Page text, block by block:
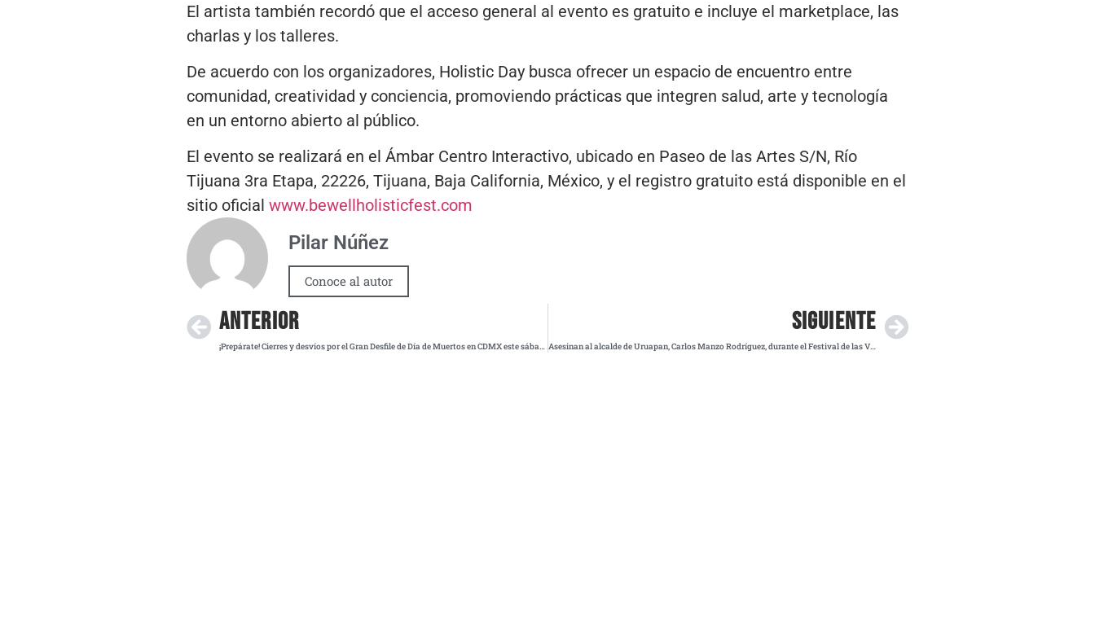
El artista también recordó que el acceso general al evento es gratuito e incluye el marketplace, las
charlas y los talleres.
De acuerdo con los organizadores, Holistic Day busca ofrecer un espacio de encuentro entre
comunidad, creatividad y conciencia, promoviendo prácticas que integren salud, arte y tecnología
en un entorno abierto al público.
El evento se realizará en el Ámbar Centro Interactivo, ubicado en Paseo de las Artes S/N, Río
Tijuana 3ra Etapa, 22226, Tijuana, Baja California, México, y el registro gratuito está disponible en el
sitio oficial www.bewellholisticfest.com
Pilar Núñez
Conoce al autor
ANTERIOR
¡Prepárate! Cierres y desvíos por el Gran Desfile de Día de Muertos en CDMX este sábado
SIGUIENTE
Asesinan al alcalde de Uruapan, Carlos Manzo Rodríguez, durante el Festival de las Velas